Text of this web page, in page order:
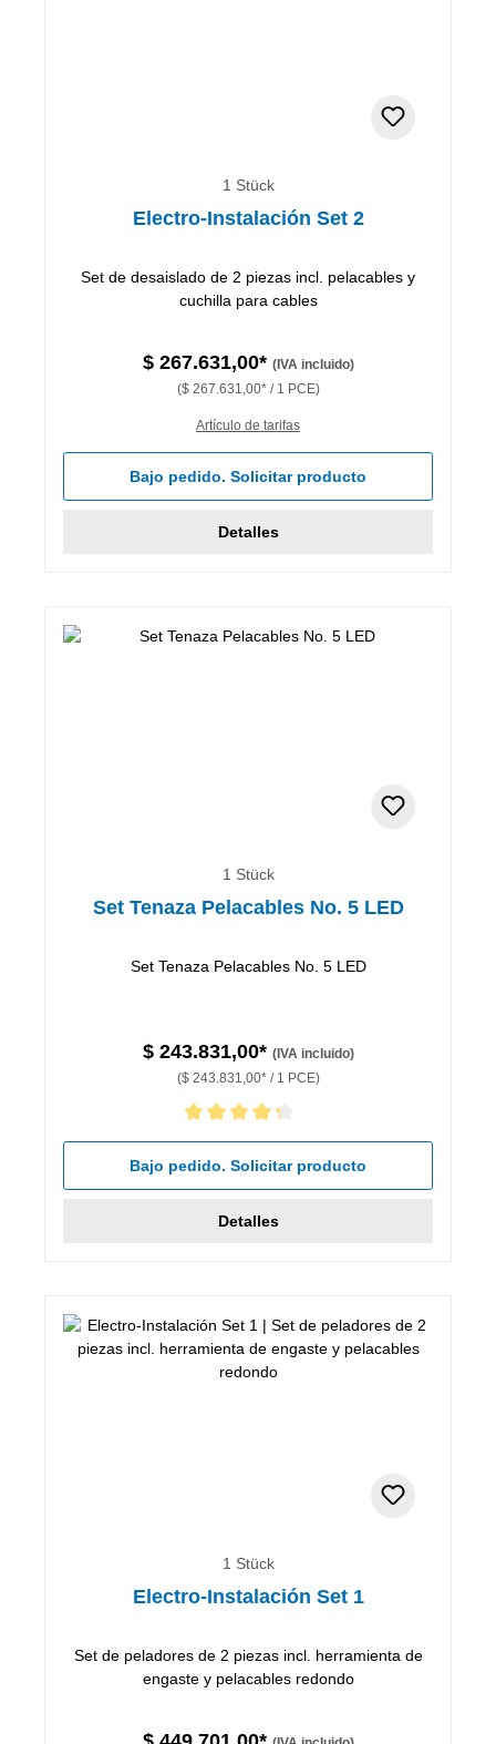
1 Stück
Electro-Instalación Set 2
Set de desaislado de 2 piezas incl. pelacables y
cuchilla para cables
$ 267.631,00* (IVA incluido)
($ 267.631,00* / 1 PCE)
Artículo de tarifas
Bajo pedido. Solicitar producto
Detalles
1 Stück
Set Tenaza Pelacables No. 5 LED
Set Tenaza Pelacables No. 5 LED
$ 243.831,00* (IVA incluido)
($ 243.831,00* / 1 PCE)
Calificación promedio de 4.33 de 5 estrellas
Bajo pedido. Solicitar producto
Detalles
1 Stück
Electro-Instalación Set 1
Set de peladores de 2 piezas incl. herramienta de
engaste y pelacables redondo